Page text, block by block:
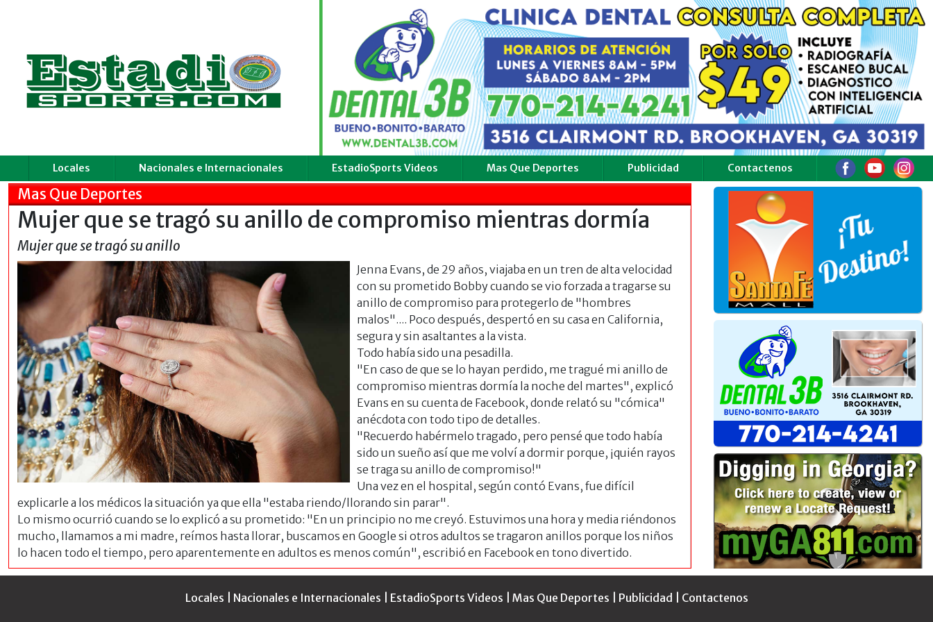
Locales Nacionales e Internacionales EstadioSports Videos Mas Que Deportes Publicidad Contactenos
Mas Que Deportes
Mujer que se tragó su anillo de compromiso mientras dormía
Mujer que se tragó su anillo
Jenna Evans, de 29 años, viajaba en un tren de alta velocidad
con su prometido Bobby cuando se vio forzada a tragarse su
anillo de compromiso para protegerlo de "hombres
malos".... Poco después, despertó en su casa en California,
segura y sin asaltantes a la vista.
Todo había sido una pesadilla.
"En caso de que se lo hayan perdido, me tragué mi anillo de
compromiso mientras dormía la noche del martes", explicó
Evans en su cuenta de Facebook, donde relató su "cómica"
anécdota con todo tipo de detalles.
"Recuerdo habérmelo tragado, pero pensé que todo había
sido un sueño así que me volví a dormir porque, ¡quién rayos
se traga su anillo de compromiso!"
Una vez en el hospital, según contó Evans, fue difícil
explicarle a los médicos la situación ya que ella "estaba riendo/llorando sin parar".
Lo mismo ocurrió cuando se lo explicó a su prometido: "En un principio no me creyó. Estuvimos una hora y media riéndonos
mucho, llamamos a mi madre, reímos hasta llorar, buscamos en Google si otros adultos se tragaron anillos porque los niños
lo hacen todo el tiempo, pero aparentemente en adultos es menos común", escribió en Facebook en tono divertido.
Locales Nacionales e Internacionales EstadioSports Videos Mas Que Deportes Publicidad Contactenos